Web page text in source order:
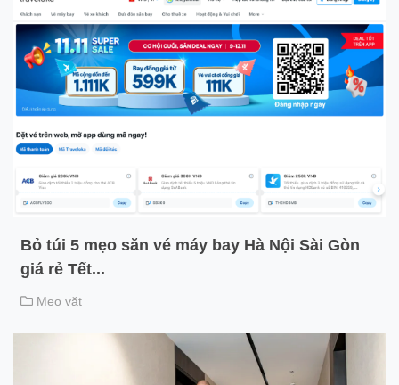
Bỏ túi 5 mẹo săn vé máy bay Hà Nội Sài Gòn
giá rẻ Tết...
Mẹo vặt